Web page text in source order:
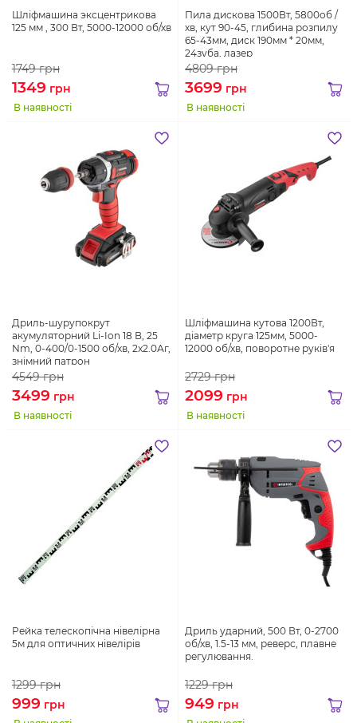
Шліфмашина эксцентрикова
125 мм , 300 Вт, 5000-12000 об/хв
1749грн
1349 грн
В наявності
Пила дискова 1500Вт, 5800об /
хв, кут 90-45, глибина розпилу
65-43мм, диск 190мм * 20мм,
24зуба, лазер
4809грн
3699 грн
В наявності
Дриль-шурупокрут
акумуляторний Li-Ion 18 В, 25
Nm, 0-400/0-1500 об/хв, 2x2.0Аг,
знімний патрон
4549грн
3499 грн
В наявності
Шліфмашина кутова 1200Вт,
діаметр круга 125мм, 5000-
12000 об/хв, поворотне руків'я
2729грн
2099 грн
В наявності
Рейка телескопічна нівелірна
5м для оптичних нівелірів
1299грн
999 грн
Дриль ударний, 500 Вт, 0-2700
об/хв, 1.5-13 мм, реверс, плавне
регулювання.
1229грн
949 грн